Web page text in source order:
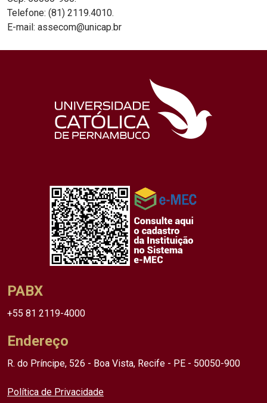
Telefone: (81) 2119.4010.
E-mail: assecom@unicap.br
PABX
+55 81 2119-4000
Endereço
R. do Príncipe, 526 - Boa Vista, Recife - PE - 50050-900
Política de Privacidade